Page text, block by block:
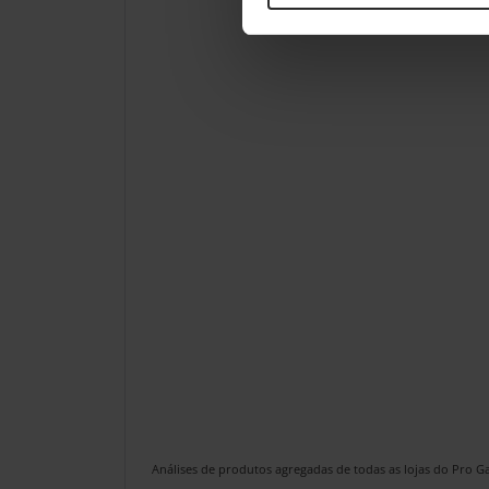
Análises de produtos agregadas de todas as lojas do Pro